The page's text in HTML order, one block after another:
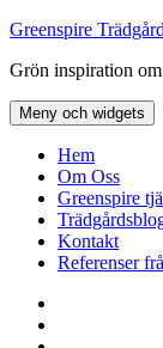
Hoppa
innehåll
Greenspire
Grön inspiration
Meny och widgets
Hem
Om Oss
Greenspire
Kontakt
Referenser